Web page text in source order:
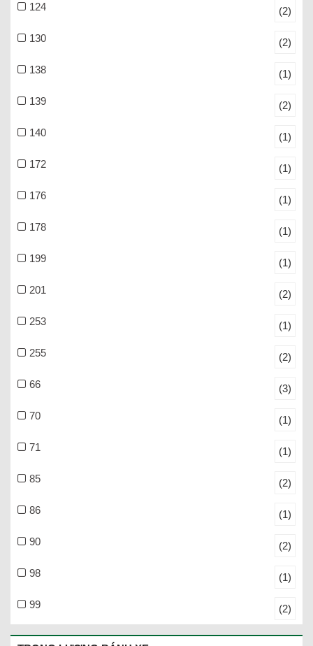
124 (2)
130 (2)
138 (1)
139 (2)
140 (1)
172 (1)
176 (1)
178 (1)
199 (1)
201 (2)
253 (1)
255 (2)
66 (3)
70 (1)
71 (1)
85 (2)
86 (1)
90 (2)
98 (1)
99 (2)